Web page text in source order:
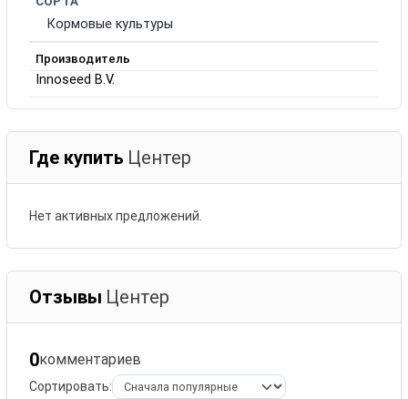
Кормовые культуры
Производитель
Innoseed B.V.
Где купить Центер
Нет активных предложений.
Отзывы Центер
0комментариев
Сортировать: